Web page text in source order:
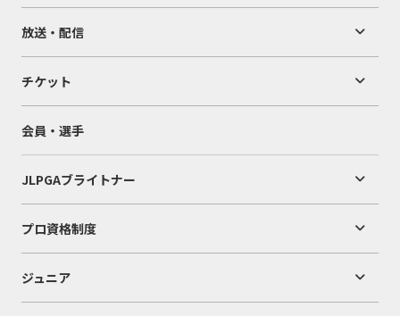
放送・配信
チケット
会員・選手
JLPGAブライトナー
プロ資格制度
ジュニア